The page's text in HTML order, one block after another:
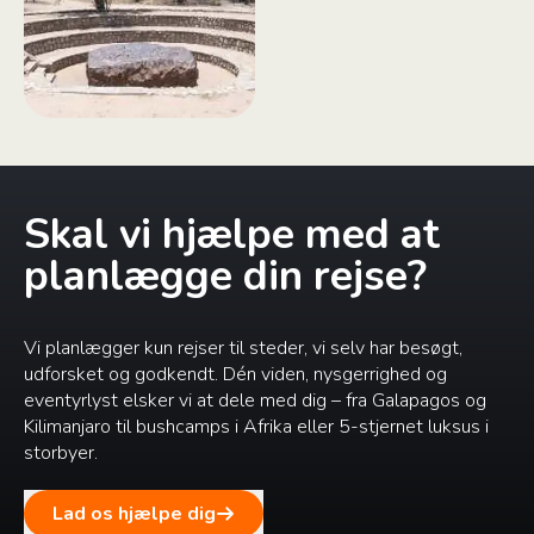
Skal vi hjælpe med at
planlægge din rejse?
Vi planlægger kun rejser til steder, vi selv har besøgt,
udforsket og godkendt. Dén viden, nysgerrighed og
eventyrlyst elsker vi at dele med dig – fra Galapagos og
Kilimanjaro til bushcamps i Afrika eller 5-stjernet luksus i
storbyer.
Lad os hjælpe dig